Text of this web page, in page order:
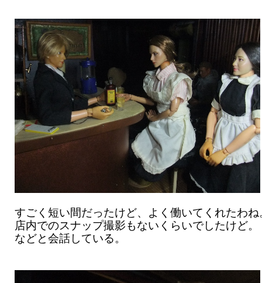
すごく短い間だったけど、よく働いてくれたわね
店内でのスナップ撮影もないくらいでしたけど。
などと会話している。